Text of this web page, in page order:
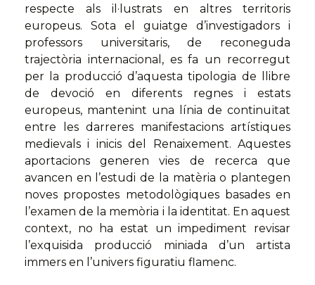
respecte als il·lustrats en altres territoris
europeus. Sota el guiatge d’investigadors i
professors universitaris, de reconeguda
trajectòria internacional, es fa un recorregut
per la producció d’aquesta tipologia de llibre
de devoció en diferents regnes i estats
europeus, mantenint una línia de continuïtat
entre les darreres manifestacions artístiques
medievals i inicis del Renaixement. Aquestes
aportacions generen vies de recerca que
avancen en l’estudi de la matèria o plantegen
noves propostes metodològiques basades en
l’examen de la memòria i la identitat. En aquest
context, no ha estat un impediment revisar
l’exquisida producció miniada d’un artista
immers en l’univers figuratiu flamenc.